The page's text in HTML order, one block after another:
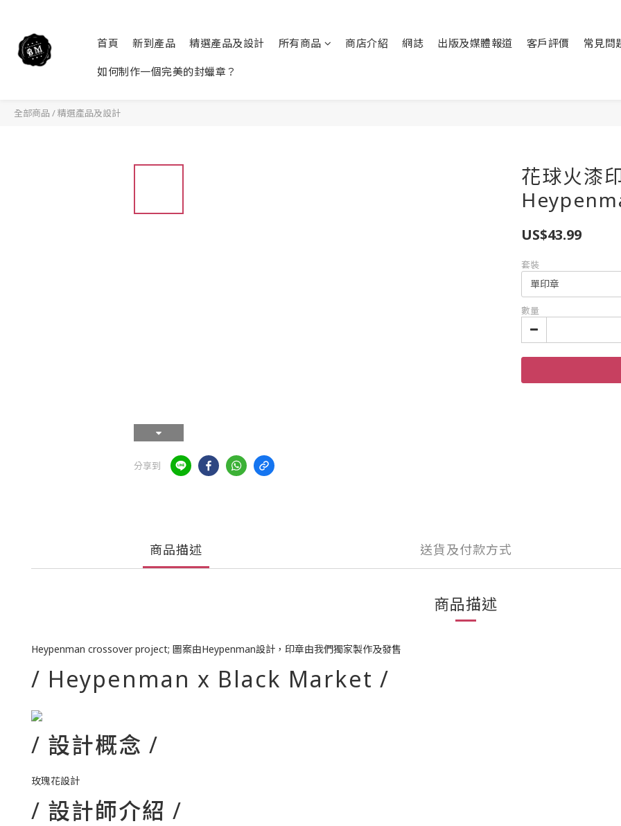
首頁 新到產品 精選產品及設計 所有商品 商店介紹 網誌 出版及媒體報道 客戶評價 常見問
如何制作一個完美的封蠟章？
全部商品 /精選產品及設計
分享到
花球火漆
US$43.99
套裝
數量
商品描述 送貨及付款方式
商品描述
Heypenman crossover project; 圖案由Heypenman設計，印章由我們獨家製作及發售
/ Heypenman x Black Market /
/ 設計概念 /
玫瑰花設計
/ 設計師介紹 /